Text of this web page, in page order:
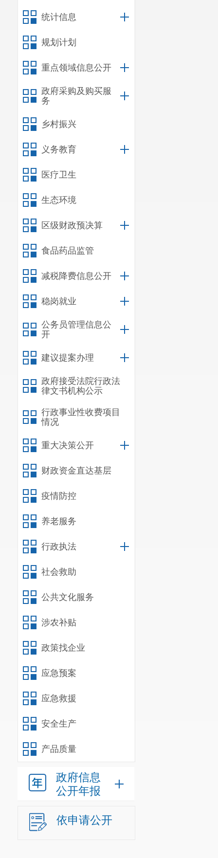
统计信息
规划计划
重点领域信息公开
政府采购及购买服
务
乡村振兴
义务教育
医疗卫生
生态环境
区级财政预决算
食品药品监管
减税降费信息公开
稳岗就业
公务员管理信息公
开
建议提案办理
政府接受法院行政法
律文书机构公示
行政事业性收费项目
情况
重大决策公开
财政资金直达基层
疫情防控
养老服务
行政执法
社会救助
公共文化服务
涉农补贴
政策找企业
应急预案
应急救援
安全生产
产品质量
政府信息
公开年报
依申请公开